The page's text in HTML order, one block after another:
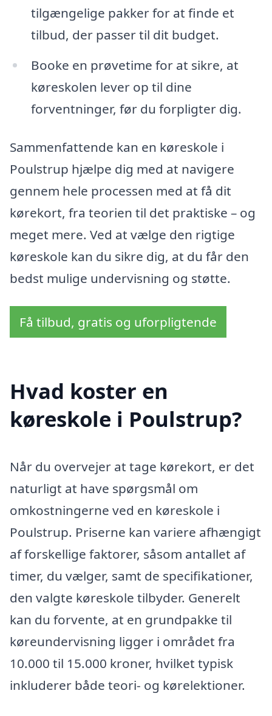
tilgængelige pakker for at finde et
tilbud, der passer til dit budget.
Booke en prøvetime for at sikre, at
køreskolen lever op til dine
forventninger, før du forpligter dig.
Sammenfattende kan en køreskole i
Poulstrup hjælpe dig med at navigere
gennem hele processen med at få dit
kørekort, fra teorien til det praktiske – og
meget mere. Ved at vælge den rigtige
køreskole kan du sikre dig, at du får den
bedst mulige undervisning og støtte.
Få tilbud, gratis og uforpligtende
Hvad koster en
køreskole i Poulstrup?
Når du overvejer at tage kørekort, er det
naturligt at have spørgsmål om
omkostningerne ved en køreskole i
Poulstrup. Priserne kan variere afhængigt
af forskellige faktorer, såsom antallet af
timer, du vælger, samt de specifikationer,
den valgte køreskole tilbyder. Generelt
kan du forvente, at en grundpakke til
køreundervisning ligger i området fra
10.000 til 15.000 kroner, hvilket typisk
inkluderer både teori- og kørelektioner.